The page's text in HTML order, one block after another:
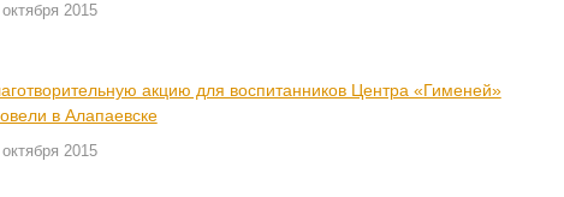
2015
акцию для воспитанников Центра «Гименей»
в Алапаевске
2015